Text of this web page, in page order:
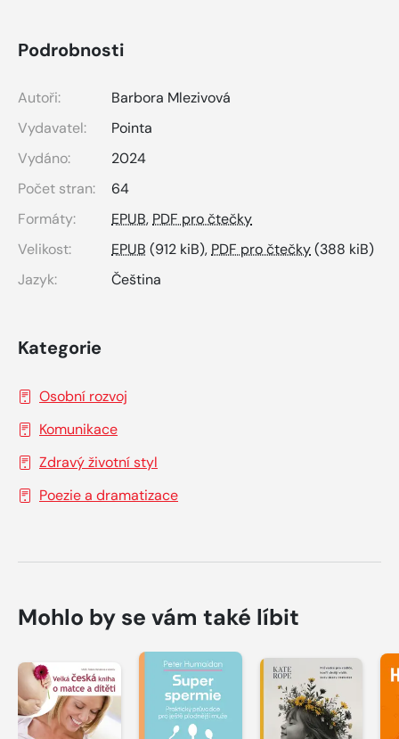
Podrobnosti
Autoři:
Barbora Mlezivová
Vydavatel:
Pointa
Vydáno:
2024
Počet stran:
64
Formáty:
EPUB, PDF pro čtečky
Velikost:
EPUB (912 kiB), PDF pro čtečky(388 kiB)
Jazyk:
Čeština
Kategorie
Osobní rozvoj
Komunikace
Zdravý životní styl
Poezie a dramatizace
Mohlo by se vám také líbit